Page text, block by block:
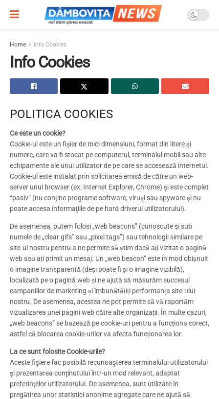
Home Info Cookies
Info Cookies
POLITICA COOKIES
Ce este un cookie?
Cookie-ul este un fişier de mici dimensiuni, format din litere şi
numere, care va fi stocat pe computerul, terminalul mobil sau alte
echipamente ale unui utilizator de pe care se accesează internetul.
Cookie-ul este instalat prin solicitarea emisă de către un web-
server unui browser (ex: Internet Explorer, Chrome) şi este complet
“pasiv” (nu conţine programe software, viruşi sau spyware şi nu
poate accesa informaţiile de pe hard driverul utilizatorului).
De asemenea, putem folosi „web beacons” (cunoscute și sub
numele de „clear gifs” sau „pixel tags”) sau tehnologii similare pe
site-ul nostru pentru a ne permite să știm dacă ați vizitat o pagină
web sau ați primit un mesaj. Un „web beacon” este în mod obișnuit
o imagine transparentă (deși poate fi și o imagine vizibilă),
localizată pe o pagină web și ne ajută să măsurăm succesul
campaniilor de marketing și îmbunătățiți performanța site-ului
nostru. De asemenea, acestea ne pot permite să vă raportăm
vizualizarea unei pagini web către alte organizații. În multe cazuri,
„web beacons” se bazează pe cookie-uri pentru a funcționa corect,
astfel că blocarea cookie-urilor va afecta funcționarea lor.
La ce sunt folosite Cookie-urile?
Aceste fişiere fac posibilă recunoaşterea terminalului utilizatorului
şi prezentarea conţinutului într-un mod relevant, adaptat
preferinţelor utilizatorului. De asemenea, sunt utilizate în
pregătirea unor statistici anonime agregate care ne ajută să